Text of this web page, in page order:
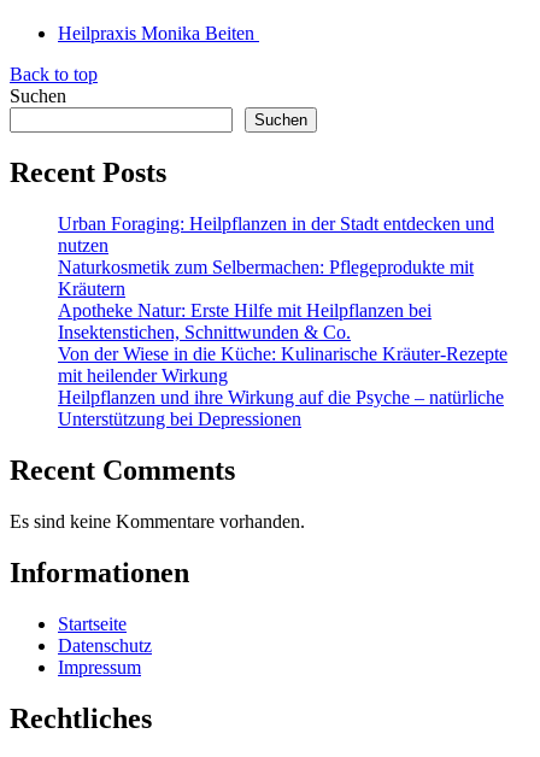
Heilpraxis Monika Beiten
Back to top
Suchen
Suchen
Recent Posts
Urban Foraging: Heilpflanzen in der Stadt entdecken und
nutzen
Naturkosmetik zum Selbermachen: Pflegeprodukte mit
Kräutern
Apotheke Natur: Erste Hilfe mit Heilpflanzen bei
Insektenstichen, Schnittwunden & Co.
Von der Wiese in die Küche: Kulinarische Kräuter-Rezepte
mit heilender Wirkung
Heilpflanzen und ihre Wirkung auf die Psyche – natürliche
Unterstützung bei Depressionen
Recent Comments
Es sind keine Kommentare vorhanden.
Informationen
Startseite
Datenschutz
Impressum
Rechtliches